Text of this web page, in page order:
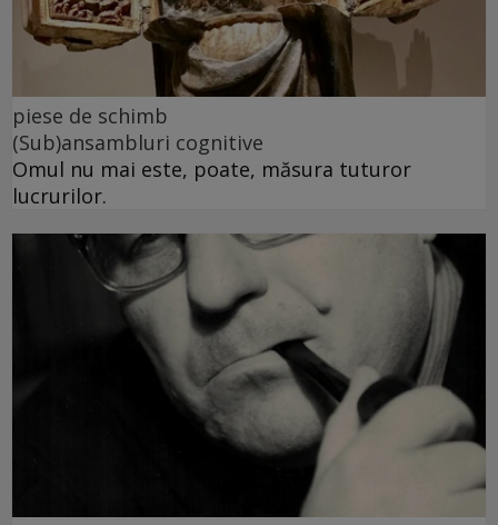
piese de schimb
(Sub)ansambluri cognitive
Omul nu mai este, poate, măsura tuturor
lucrurilor.